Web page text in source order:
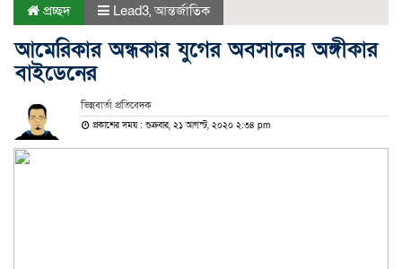
প্রচ্ছদ Lead3,আন্তর্জাতিক
আমেরিকার অন্ধকার যুগের অবসানের অঙ্গীকার
বাইডেনের
ভিন্নবার্তা প্রতিবেদক
প্রকাশের সময় : শুক্রবার, ২১ আগস্ট, ২০২০ ২:৩৪ pm